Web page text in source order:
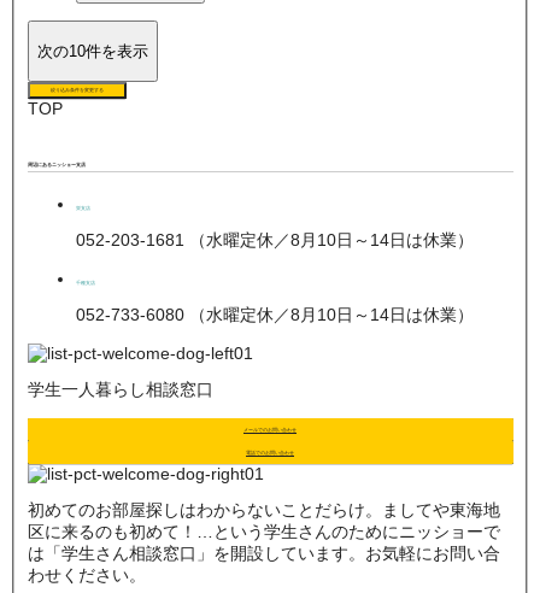
次の10件を表示
絞り込み条件を変更する
TOP
周辺にあるニッショー支店
栄支店
052-203-1681 （水曜定休／8月10日～14日は休業）
千種支店
052-733-6080 （水曜定休／8月10日～14日は休業）
学生一人暮らし相談窓口
メールでのお問い合わせ
電話でのお問い合わせ
初めてのお部屋探しはわからないことだらけ。ましてや東海地
区に来るのも初めて！…という学生さんのためにニッショーで
は「学生さん相談窓口」を開設しています。お気軽にお問い合
わせください。